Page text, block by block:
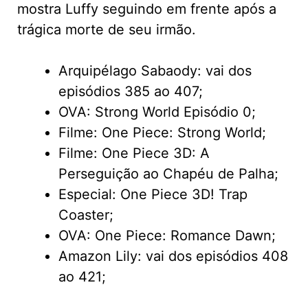
mostra Luffy seguindo em frente após a
trágica morte de seu irmão.
Arquipélago Sabaody: vai dos
episódios 385 ao 407;
OVA: Strong World Episódio 0;
Filme: One Piece: Strong World;
Filme: One Piece 3D: A
Perseguição ao Chapéu de Palha;
Especial: One Piece 3D! Trap
Coaster;
OVA: One Piece: Romance Dawn;
Amazon Lily: vai dos episódios 408
ao 421;